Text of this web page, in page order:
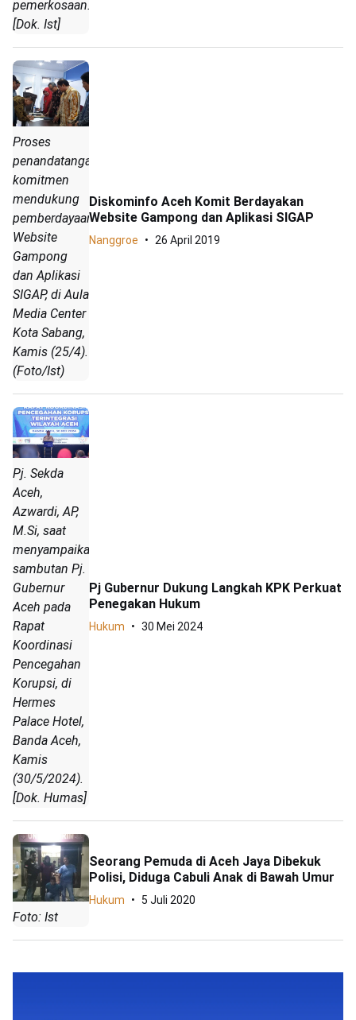
pemerkosaan.
[Dok. Ist]
Proses
penandatanganan
komitmen
mendukung
pemberdayaan
Website
Gampong
dan Aplikasi
SIGAP, di Aula
Media Center
Kota Sabang,
Kamis (25/4).
(Foto/Ist)
Diskominfo Aceh Komit Berdayakan
Website Gampong dan Aplikasi SIGAP
Nanggroe 26 April 2019
Pj. Sekda
Aceh,
Azwardi, AP,
M.Si, saat
menyampaikan
sambutan Pj.
Gubernur
Aceh pada
Rapat
Koordinasi
Pencegahan
Korupsi, di
Hermes
Palace Hotel,
Banda Aceh,
Kamis
(30/5/2024).
[Dok. Humas]
Pj Gubernur Dukung Langkah KPK Perkuat
Penegakan Hukum
Hukum 30 Mei 2024
Foto: Ist
Seorang Pemuda di Aceh Jaya Dibekuk
Polisi, Diduga Cabuli Anak di Bawah Umur
Hukum 5 Juli 2020